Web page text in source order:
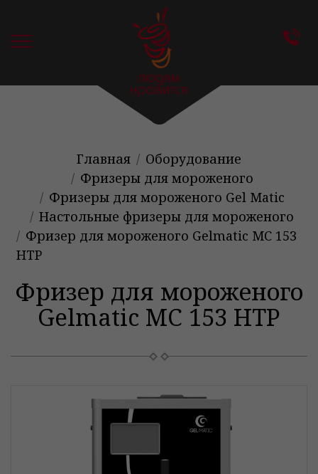
Главная
Оборудование
Фризеры для мороженого
Фризеры для мороженого Gel Matic
Настольные фризеры для мороженого
Фризер для мороженого Gelmatic MC 153
HTP
Фризер для мороженого
Gelmatic MC 153 HTP